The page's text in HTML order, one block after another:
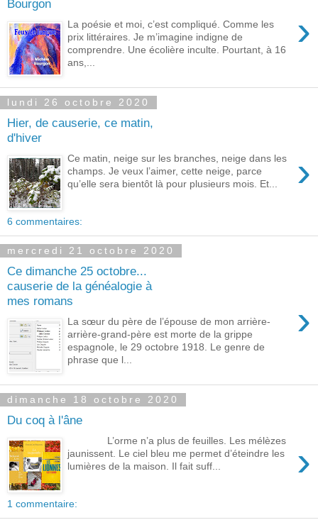
Bourgon
›
La poésie et moi, c’est compliqué. Comme les
prix littéraires. Je m’imagine indigne de
comprendre. Une écolière inculte. Pourtant, à 16
ans,...
lundi 26 octobre 2020
Hier, de causerie, ce matin,
d'hiver
›
Ce matin, neige sur les branches, neige dans les
champs. Je veux l’aimer, cette neige, parce
qu’elle sera bientôt là pour plusieurs mois. Et...
6 commentaires:
mercredi 21 octobre 2020
Ce dimanche 25 octobre...
causerie de la généalogie à
mes romans
›
La sœur du père de l’épouse de mon arrière-
arrière-grand-père est morte de la grippe
espagnole, le 29 octobre 1918. Le genre de
phrase que l...
dimanche 18 octobre 2020
Du coq à l'âne
›
L’orme n’a plus de feuilles. Les mélèzes
jaunissent. Le ciel bleu me permet d’éteindre les
lumières de la maison. Il fait suff...
1 commentaire: